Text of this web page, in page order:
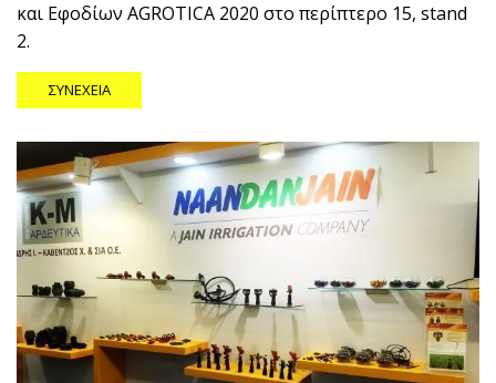
και Εφοδίων AGROTICA 2020 στο περίπτερο 15, stand
2.
ΣΥΝΈΧΕΙΑ